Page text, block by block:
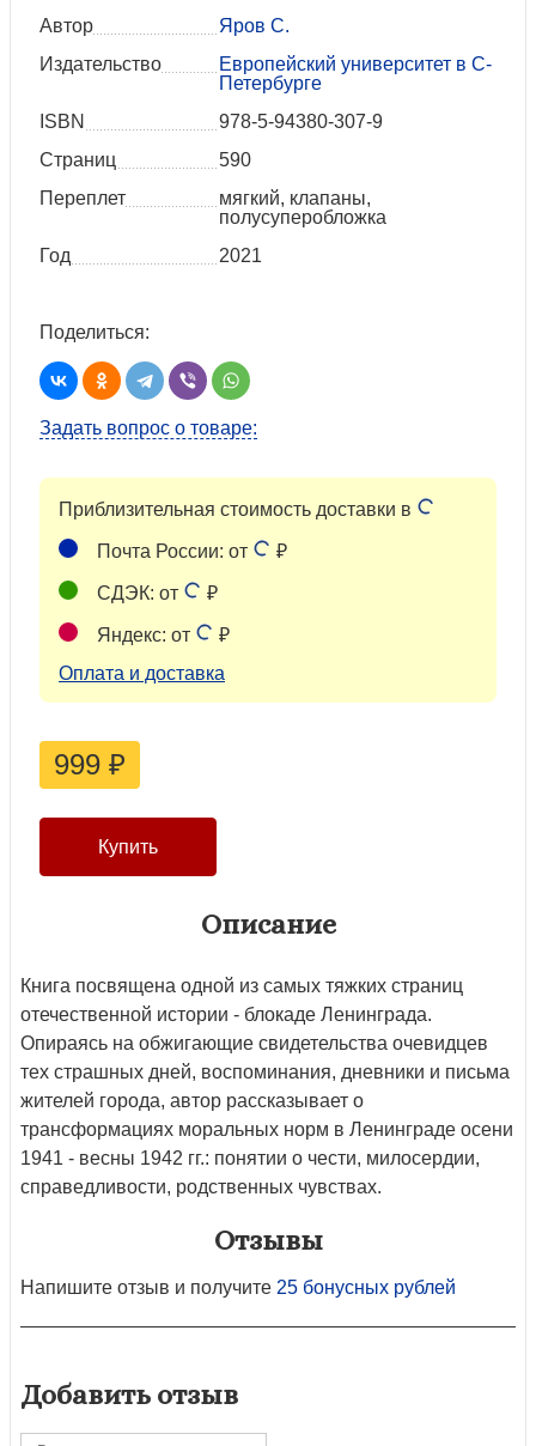
Автор
Яров С.
Издательство
Европейский университет в С-
Петербурге
ISBN
978-5-94380-307-9
Страниц
590
Переплет
мягкий, клапаны,
полусуперобложка
Год
2021
Поделиться:
Задать вопрос о товаре:
Приблизительная стоимость доставки в
Почта России: от ₽
СДЭК: от ₽
Яндекс: от
₽
Оплата и доставка
999 ₽
Описание
Книга посвящена одной из самых тяжких страниц
отечественной истории - блокаде Ленинграда.
Опираясь на обжигающие свидетельства очевидцев
тех страшных дней, воспоминания, дневники и письма
жителей города, автор рассказывает о
трансформациях моральных норм в Ленинграде осени
1941 - весны 1942 гг.: понятии о чести, милосердии,
справедливости, родственных чувствах.
Отзывы
Напишите отзыв и получите 25 бонусных рублей
Добавить отзыв